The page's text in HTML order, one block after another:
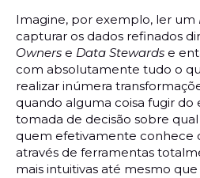
Imagine, por exemplo, ler um
capturar os dados refinados
Owners e Data Stewards e
com absolutamente tudo o
realizar inúmera
quando alguma coisa fugir do
tomada de decisão sobre
quem efetivamente conhece
através de ferramentas
mais intuitivas até mesmo